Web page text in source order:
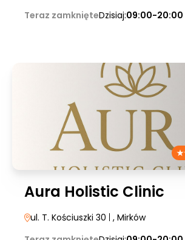
Teraz zamknięteDzisiaj:09:00-20:00
Aura Holistic Clinic
ul. T. Kościuszki 30 , Mirków